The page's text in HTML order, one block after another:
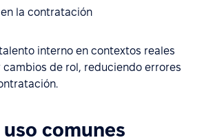
la contratación
interno en contextos reales
de rol, reduciendo errores
uso comunes